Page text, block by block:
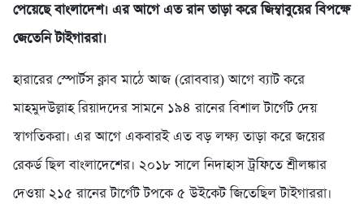
পেয়েছে বাংলাদেশ। এর আগে এত রান তাড়া করে জিম্বাবুয়ের বিপক্ষে
জেতেনি টাইগাররা।
হারারের স্পোর্টস ক্লাব মাঠে আজ (রোববার) আগে ব্যাট করে
মাহমুদউল্লাহ রিয়াদদের সামনে ১৯৪ রানের বিশাল টার্গেট দেয়
স্বাগতিকরা। এর আগে একবারই এত বড় লক্ষ্য তাড়া করে জয়ের
রেকর্ড ছিল বাংলাদেশের। ২০১৮ সালে নিদাহাস ট্রফিতে শ্রীলঙ্কার
দেওয়া ২১৫ রানের টার্গেট টপকে ৫ উইকেট জিতেছিল টাইগাররা।